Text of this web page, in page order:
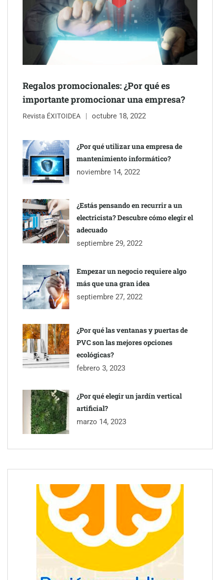
inmobiliarios: hasta 82% de ahorro por cobro
Gestoría Online reduce a unas horas el alta de autónomo
Regalos promocionales: ¿Por qué es
importante promocionar una empresa?
Revista ÉXITOIDEA octubre 18, 2022
¿Por qué utilizar una empresa de
mantenimiento informático?
noviembre 14, 2022
¿Estás pensando en recurrir a un
electricista? Descubre cómo elegir el
adecuado
septiembre 29, 2022
Empezar un negocio requiere algo
más que una gran idea
septiembre 27, 2022
¿Por qué las ventanas y puertas de
PVC son las mejores opciones
ecológicas?
febrero 3, 2023
¿Por qué elegir un jardín vertical
artificial?
marzo 14, 2023